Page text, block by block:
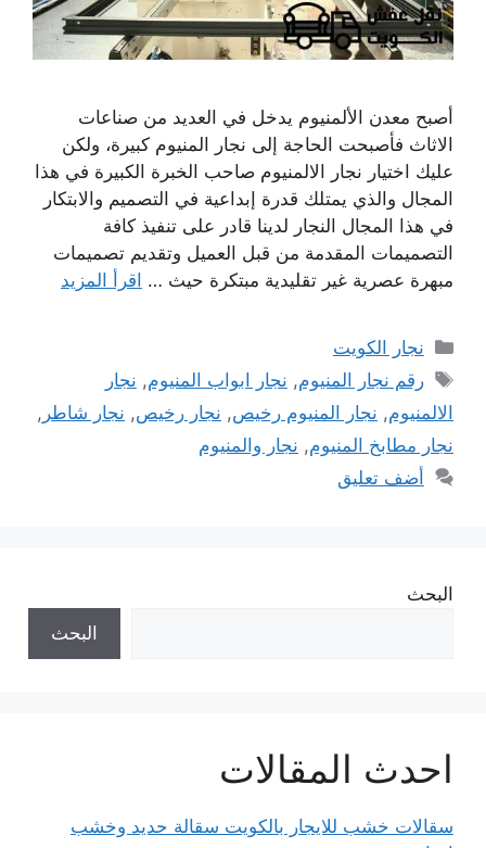
أصبح معدن الألمنيوم يدخل في العديد من صناعات
الاثاث فأصبحت الحاجة إلى نجار المنيوم كبيرة، ولكن
عليك اختيار نجار الالمنيوم صاحب الخبرة الكبيرة في هذا
المجال والذي يمتلك قدرة إبداعية في التصميم والابتكار
في هذا المجال النجار لدينا قادر على تنفيذ كافة
التصميمات المقدمة من قبل العميل وتقديم تصميمات
مبهرة عصرية غير تقليدية مبتكرة حيث … اقرأ المزيد
التصنيفات
نجار الكويت
الوسوم
رقم نجار المنيوم, نجار ابواب المنيوم, نجار
الالمنيوم, نجار المنيوم رخيص, نجار رخيص, نجار شاطر ,
نجار مطابخ المنيوم, نجار والمنيوم
أضف تعليق
البحث
البحث
احدث المقالات
سقالات خشب للايجار بالكويت سقالة حديد وخشب